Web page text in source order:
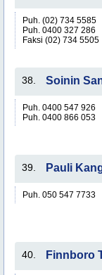
Puh. (02) 734 5585
Puh. 0400 327 286
Faksi (02) 734 5505
38. Soinin
Puh. 0400 547 926
Puh. 0400 866 053
39. Pauli
Puh. 050 547 7733
40. Finnboro